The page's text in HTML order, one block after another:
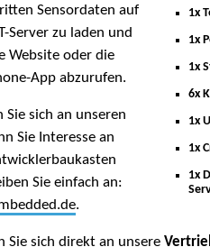
1x
1x
1x
6x
1x
1x
1x
Sensordaten auf
Server zu laden und
Website oder die
App abzurufen.
Sie sich an unseren
Sie Interesse an
Sie einfach an:
.
Sie sich direkt an unsere